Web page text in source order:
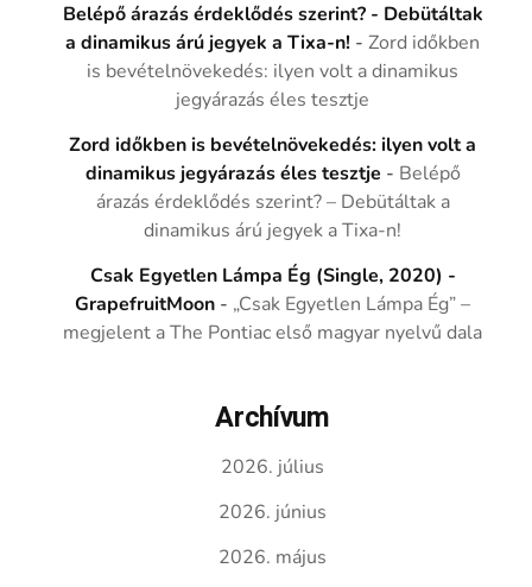
Belépő árazás érdeklődés szerint? - Debütáltak
a dinamikus árú jegyek a Tixa-n! -Zord időkben
is bevételnövekedés: ilyen volt a dinamikus
jegyárazás éles tesztje
Zord időkben is bevételnövekedés: ilyen volt a
dinamikus jegyárazás éles tesztje - Belépő
árazás érdeklődés szerint? – Debütáltak a
dinamikus árú jegyek a Tixa-n!
Csak Egyetlen Lámpa Ég (Single, 2020) -
GrapefruitMoon - „Csak Egyetlen Lámpa Ég” –
megjelent a The Pontiac első magyar nyelvű dala
Archívum
2026. július
2026. június
2026. május